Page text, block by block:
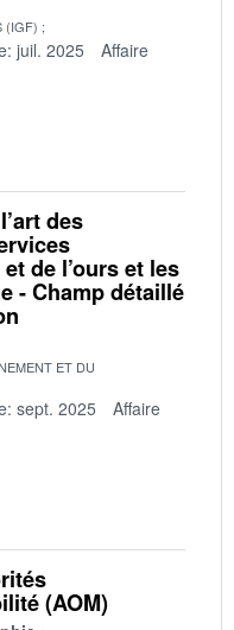
(IGF)
juil. 2025
Affaire
des
de l’ours et les
- Champ détaillé
ET DU
sept. 2025
Affaire
(AOM)